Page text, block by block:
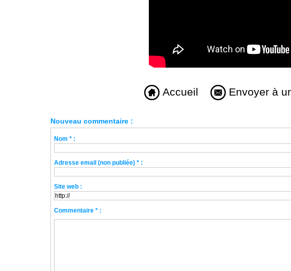
Accueil Envoyer à
Nouveau commentaire :
Nom * :
Adresse email (non publiée) * :
Site web :
Commentaire * :